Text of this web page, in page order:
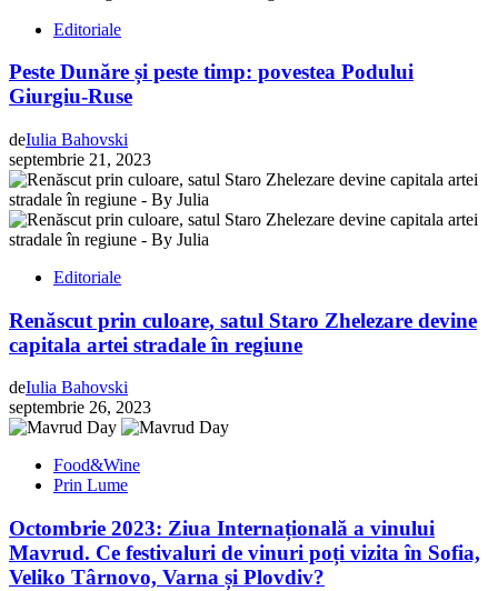
Editoriale
Peste Dunăre și peste timp: povestea Podului
Giurgiu-Ruse
deIulia Bahovski
septembrie 21, 2023
Editoriale
Renăscut prin culoare, satul Staro Zhelezare devine
capitala artei stradale în regiune
deIulia Bahovski
septembrie 26, 2023
Food&Wine
Prin Lume
Octombrie 2023: Ziua Internațională a vinului
Mavrud. Ce festivaluri de vinuri poți vizita în Sofia,
Veliko Târnovo, Varna și Plovdiv?